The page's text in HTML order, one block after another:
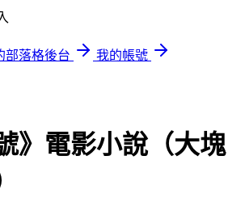
部落格後台
我的帳號
》電影小說（大塊